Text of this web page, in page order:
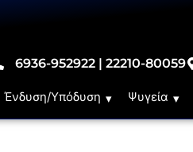
6936-952922 | 22210-80059
Ένδυση/Υπόδυση Ψυγεία